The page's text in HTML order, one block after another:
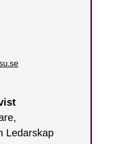
Ledarskap